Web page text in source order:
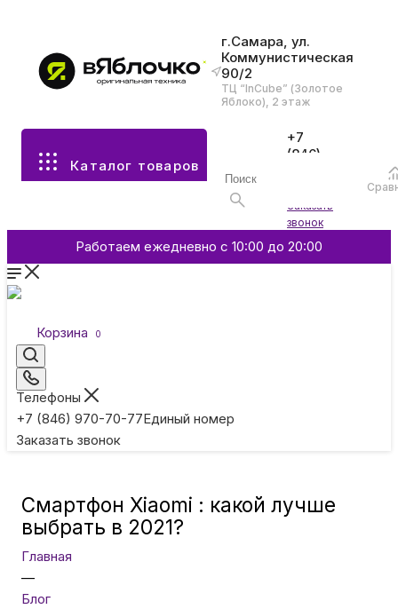
г.Самара, ул.
Коммунистическая
90/2
ТЦ “InCube” (Золотое
Яблоко), 2 этаж
Каталог товаров
+7
(846)
Заказать
звонок
Работаем ежедневно с 10:00 до 20:00
Корзина 0
Телефоны
+7 (846) 970-70-77Единый номер
Заказать звонок
Все разделы каталога
Аксессуары
Смартфоны и гаджеты
Умные кольца
Смартфон Xiaomi : какой лучше
выбрать в 2021?
Главная
—
Блог